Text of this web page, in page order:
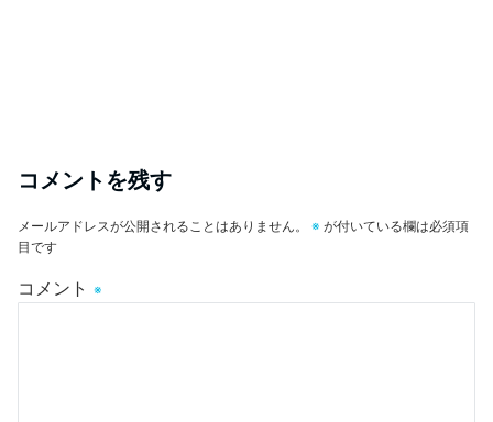
コメントを残す
メールアドレスが公開されることはありません。 ※ が付いている欄は必須項
目です
コメント ※